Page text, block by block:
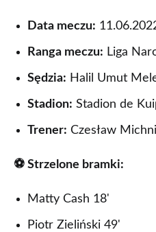
Data meczu:
Ranga meczu: Liga
Sędzia: Halil Umut
Stadion: Stadion de
Trener: Czesław
⚽ Strzelone bramki:
Matty Cash 18'
Piotr Zieliński 49'